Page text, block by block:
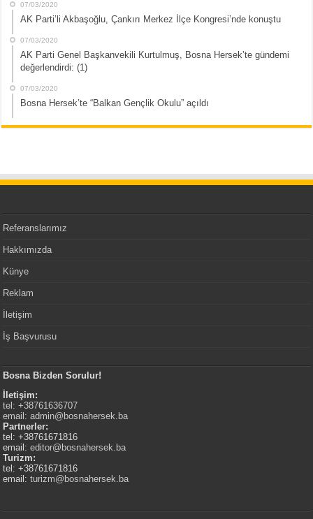
07/03/2020
AK Parti’li Akbaşoğlu, Çankırı Merkez İlçe Kongresi’nde konuştu
07/03/2020
AK Parti Genel Başkanvekili Kurtulmuş, Bosna Hersek’te gündemi
değerlendirdi: (1)
07/03/2020
Bosna Hersek’te “Balkan Gençlik Okulu” açıldı
Referanslarımız
Hakkımızda
Künye
Reklam
İletişim
İş Başvurusu
Bosna Bizden Sorulur!
İletişim:
tel: +38761636707
email:admin@bosnahersek.ba
Partnerler:
tel: +38761671816
email:editor@bosnahersek.ba
Turizm:
tel: +38761671816
email:turizm@bosnahersek.ba